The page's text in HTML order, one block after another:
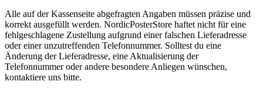
Alle auf der Kassenseite abgefragten Angaben müssen präzise und
korrekt ausgefüllt werden. NordicPosterStore haftet nicht für eine
fehlgeschlagene Zustellung aufgrund einer falschen Lieferadresse
oder einer unzutreffenden Telefonnummer. Solltest du eine
Änderung der Lieferadresse, eine Aktualisierung der
Telefonnummer oder andere besondere Anliegen wünschen,
kontaktiere uns bitte.